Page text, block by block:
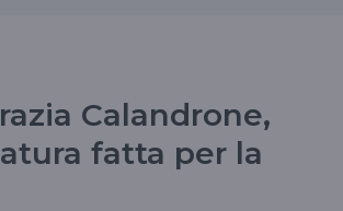
Calandrone,
fatta per la